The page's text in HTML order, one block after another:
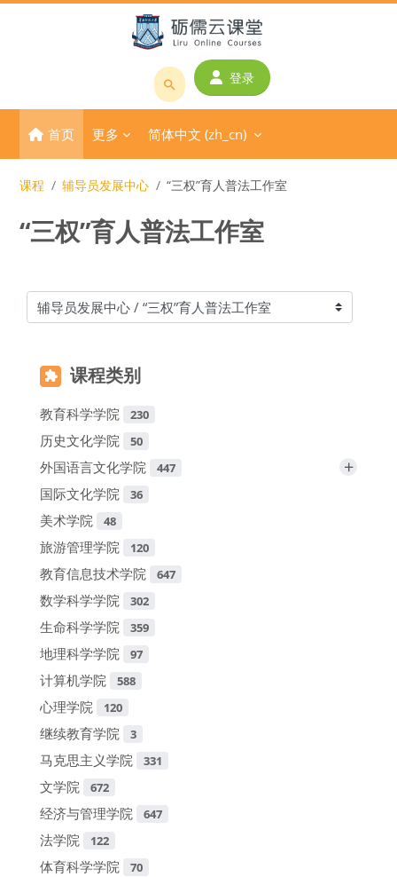
搜
课
程
或
师
登录
首页 更多 简体中文 ‎(zh_cn)‎
课程 辅导员发展中心 “三权”育人普法工作室
“三权”育人普法工作室
课程类别
课程类别
教育科学学院 230
历史文化学院 50
外国语言文化学院 447 +
国际文化学院 36
美术学院 48
旅游管理学院 120
教育信息技术学院 647
数学科学学院 302
生命科学学院 359
地理科学学院 97
计算机学院 588
心理学院 120
继续教育学院 3
马克思主义学院 331
文学院 672
经济与管理学院 647
法学院 122
体育科学学院 70